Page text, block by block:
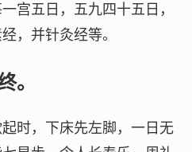
宫五日，五九四十五日，
，并针灸经等。
。
时，下床先左脚，一日无